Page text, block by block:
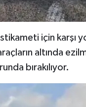
için karşı
altında
bırakılıyor.